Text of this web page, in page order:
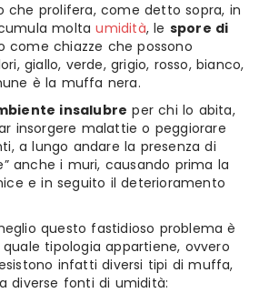
che prolifera, come detto sopra, in
moltaumidità, le spore di
come chiazze che possono
giallo, verde, grigio, rosso, bianco,
è la muffa nera.
insalubre per chi lo abita,
insorgere malattie o peggiorare
a lungo andare la presenza di
anche i muri, causando prima la
e in seguito il deterioramento
questo fastidioso problema è
tipologia appartiene, ovvero
infatti diversi tipi di muffa,
diverse fonti di umidità: